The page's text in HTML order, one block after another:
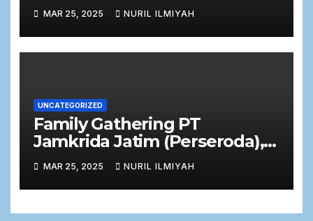
MAR 25, 2025 NURIL ILMIYAH
UNCATEGORIZED
Family Gathering PT
Jamkrida Jatim (Perseroda),
Momentum Silaturahmi
Perusahaan dengan Keluarga
Besar Pegawai
MAR 25, 2025 NURIL ILMIYAH